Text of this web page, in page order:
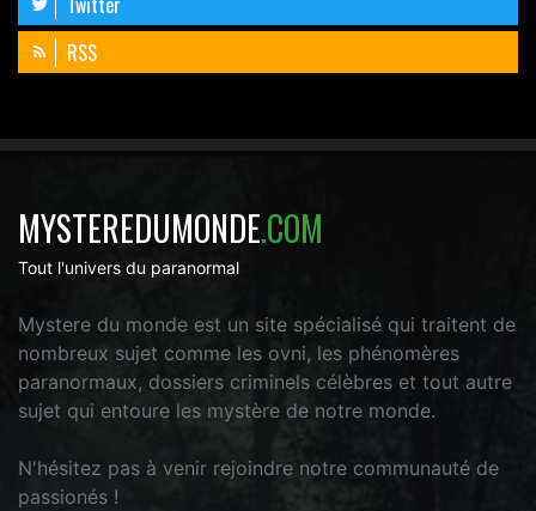
RSS
MYSTEREDUMONDE.COM
Tout l'univers du paranormal
Mystere du monde est un site spécialisé qui traitent de
nombreux sujet comme les ovni, les phénomères
paranormaux, dossiers criminels célèbres et tout autre
sujet qui entoure les mystère de notre monde.
N'hésitez pas à venir rejoindre notre communauté de
passionés !